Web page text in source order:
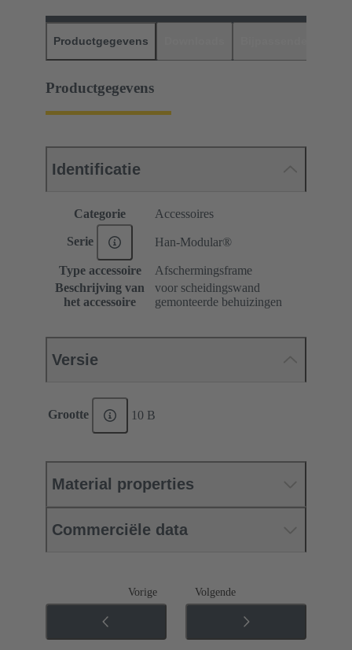
Productgegevens
Productgegevens
Identificatie
Categorie Accessoires
Serie Han-Modular®
Type accessoire
Afschermingsframe
Beschrijving van
het accessoire
voor scheidingswand
gemonteerde behuizingen
Versie
Grootte 10 B
Material properties
Commerciële data
Vorige Volgende